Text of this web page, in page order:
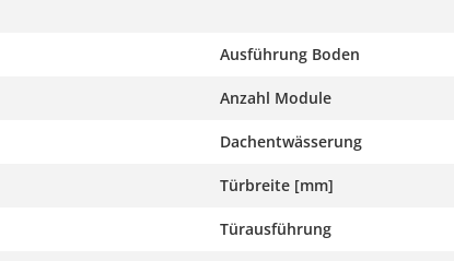
Ausführung Boden
Anzahl Module
Dachentwässerung
Türbreite [mm]
Türausführung